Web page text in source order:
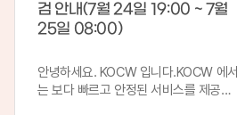
검 안내(7월 24일 19:00 ~ 7월
25일 08:00)
안녕하세요. KOCW 입니다.KOCW 에서
는 보다 빠르고 안정된 서비스를 제공하